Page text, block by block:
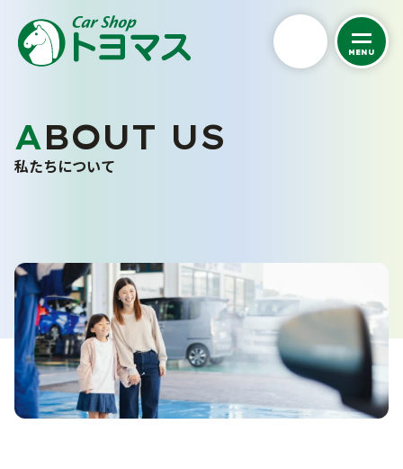
MENU
トヨマスクオリティ
お客さまの声
採用情報
くるまを探す
中古車在庫一覧
カーケア
ABOUT US
私たちについて